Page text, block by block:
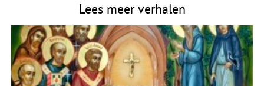
Lees meer verhalen